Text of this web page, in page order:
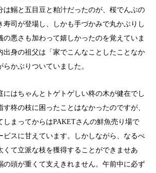
は鰯と五目豆と粕汁だったのが、桜でんぶの
寿司が登場し、しかも手づかみで丸かぶりし
の悪さも加わって嬉しかったのを覚えていま
出身の祖父は「家でこんなことしたことなか
かぶりついていました。
にはちゃんとトゲトゲしい柊の木が健在でし
す柊の枝に困ったことはなかったのですが、
しまってからはPAKETさんの鮮魚売り場で
ビスに甘えています。しかしながら、なるべ
くて立派な枝を獲得することができませあ
の頭が重くて支えきれません。午前中に必ず